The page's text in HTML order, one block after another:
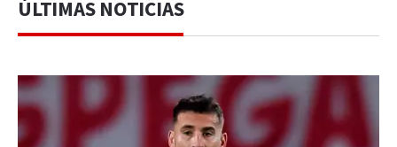
ÚLTIMAS NOTICIAS